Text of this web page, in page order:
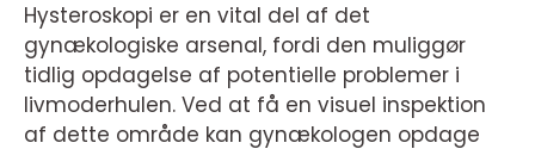
Hysteroskopi er en vital del af det
gynækologiske arsenal, fordi den muliggør
tidlig opdagelse af potentielle problemer i
livmoderhulen. Ved at få en visuel inspektion
af dette område kan gynækologen opdage